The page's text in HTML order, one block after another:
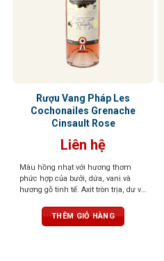
Rượu Vang Pháp Les
Cochonailes Grenache
Cinsault Rose
Liên hệ
Màu hồng nhạt với hương thơm
phức hợp của bưởi, dứa, vani và
hương gỗ tinh tế. Axit tròn trịa, dư vị
biệt, tinh tế và sống động
THÊM GIỎ HÀNG